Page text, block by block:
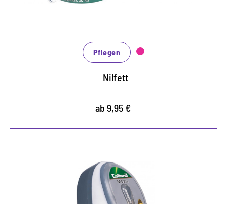
Nilfett auf ein Tuch geben, gleichmäßig auftragen
Pflegen
Nilfett
ab 9,95 €
Experte für einen guten